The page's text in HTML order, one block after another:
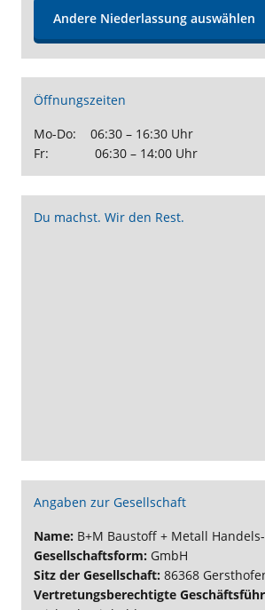
Andere Niederlassung auswählen
Öffnungszeiten
Mo-Do: 06:30 – 16:30 Uhr
Fr: 06:30 – 14:00 Uhr
Du machst. Wir den Rest.
Angaben zur Gesellschaft
Name: B+M Baustoff + Metall
Gesellschaftsform: GmbH
Sitz der Gesellschaft: 86368
Vertretungsberechtigte